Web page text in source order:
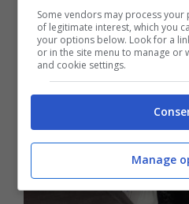
Some vendors may process
of legitimate interest, which you
your options below. Look for a
or in the site menu to manage or
and cookie settings.
Manage